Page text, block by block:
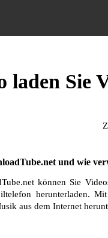
laden Sie
und wie
können Sie
herunterladen.
aus dem Internet